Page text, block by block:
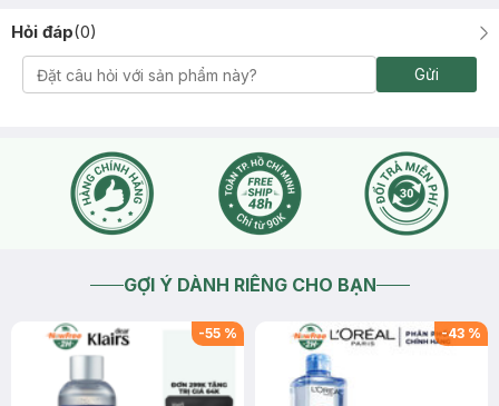
Hỏi đáp(0)
Gửi
GỢI Ý DÀNH RIÊNG CHO BẠN
-55 % -43 %